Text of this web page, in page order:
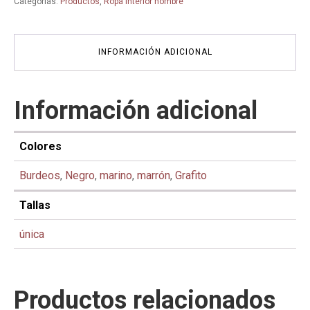
Escocia
ZERO
INFORMACIÓN ADICIONAL
Información adicional
Colores
Burdeos, Negro, marino, marrón, Grafito
Tallas
única
Productos relacionados